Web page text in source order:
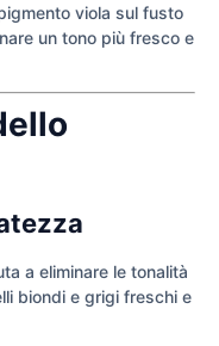
viola sul fusto
un tono più fresco e
a eliminare le tonalità
biondi e grigi freschi e